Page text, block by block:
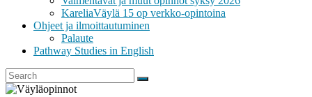
KareliaVäylä 15 op verkko-opintoina
Ohjeet ja ilmoittautuminen
Palaute
Pathway Studies in English